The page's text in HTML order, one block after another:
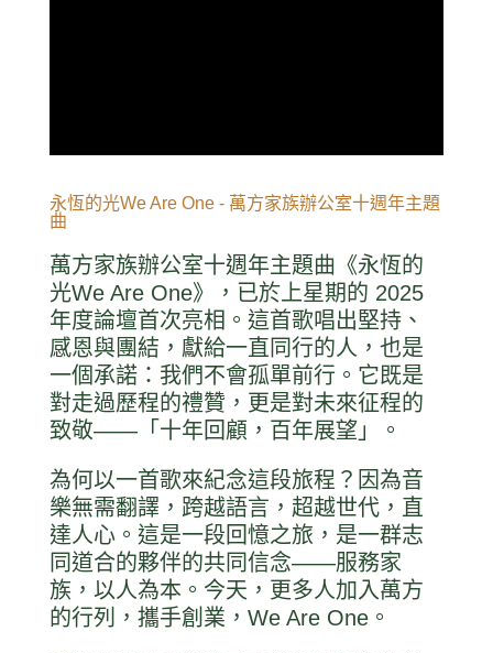
永恆的光We Are One - 萬方家族辦公室十週年主題
曲
萬方家族辦公室十週年主題曲《永恆的
光We Are One》，已於上星期的 2025
年度論壇首次亮相。這首歌唱出堅持、
感恩與團結，獻給一直同行的人，也是
一個承諾：我們不會孤單前行。它既是
對走過歷程的禮贊，更是對未來征程的
致敬——「十年回顧，百年展望」。
為何以一首歌來紀念這段旅程？因為音
樂無需翻譯，跨越語言，超越世代，直
達人心。這是一段回憶之旅，是一群志
同道合的夥伴的共同信念——服務家
族，以人為本。今天，更多人加入萬方
的行列，攜手創業，We Are One。